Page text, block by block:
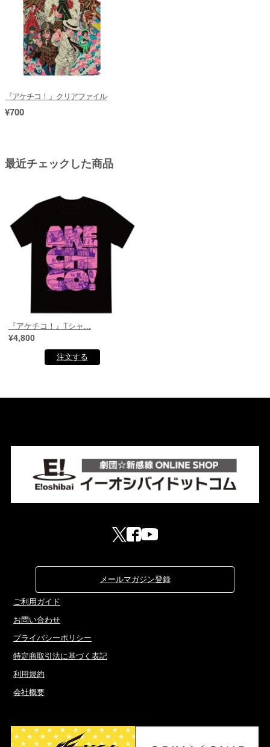
『アケチコ！』クリアファイル
¥700
最近チェックした商品
『アケチコ！』Tシャ...
¥4,800
メールマガジン登録
ご利用ガイド
お問い合わせ
プライバシーポリシー
特定商取引法に基づく表記
利用規約
会社概要